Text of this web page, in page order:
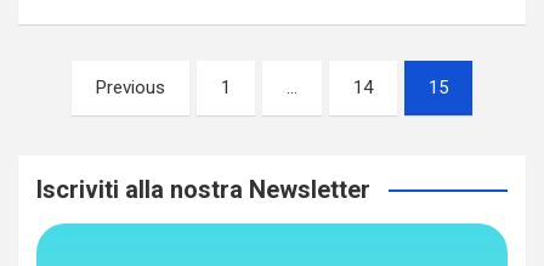
Paginazione
degli
Previous 1 … 14 15
Iscriviti alla nostra Newsletter